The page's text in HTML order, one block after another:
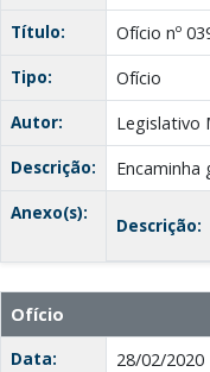
Título:
Ofício nº
Tipo:
Ofício
Autor:
Legislativo
Descrição:
Anexo(s):
Descrição:
Ofício
Data:
28/02/2020